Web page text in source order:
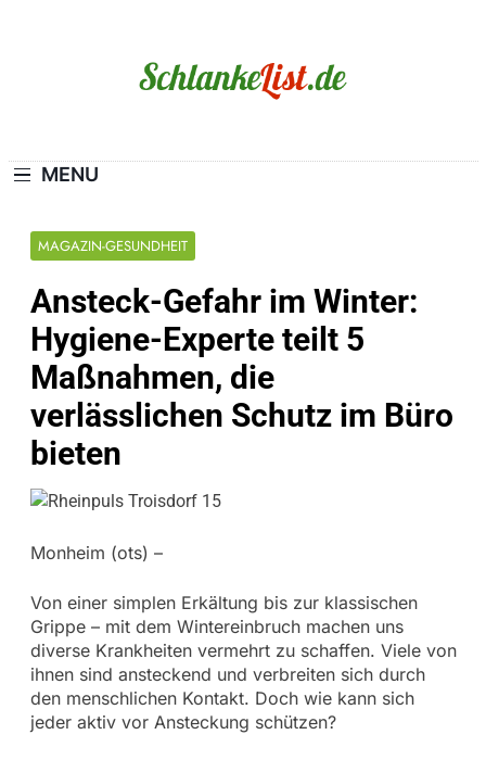
MENU
MAGAZIN-GESUNDHEIT
Ansteck-Gefahr im Winter:
Hygiene-Experte teilt 5
Maßnahmen, die
verlässlichen Schutz im Büro
bieten
Monheim (ots) –
Von einer simplen Erkältung bis zur klassischen
Grippe – mit dem Wintereinbruch machen uns
diverse Krankheiten vermehrt zu schaffen. Viele von
ihnen sind ansteckend und verbreiten sich durch
den menschlichen Kontakt. Doch wie kann sich
jeder aktiv vor Ansteckung schützen?